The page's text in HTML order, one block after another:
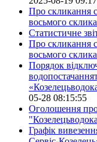
Про скликання
восьмого
Статистичне
Про скликання
восьмого
Порядок
05-28 08:15:55
Оголошення
Графік